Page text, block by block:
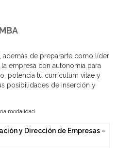
MBA
además de prepararte como líder
empresa con autonomía para
potencia tu currículum vitae y
posibilidades de inserción y
modalidad
y Dirección de Empresas –